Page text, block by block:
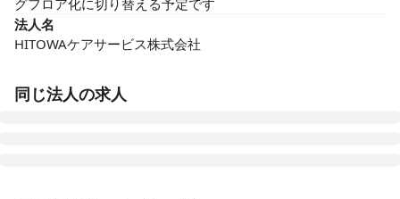
グフロア化に切り替える予定です
法人名
HITOWAケアサービス株式会社
同じ法人の求人